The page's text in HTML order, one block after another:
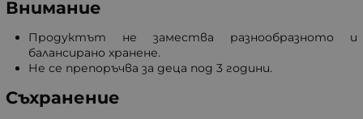
Внимание
Продуктът не замества разнообразното и
балансирано хранене.
Не се препоръчва за деца под 3 години.
Съхранение